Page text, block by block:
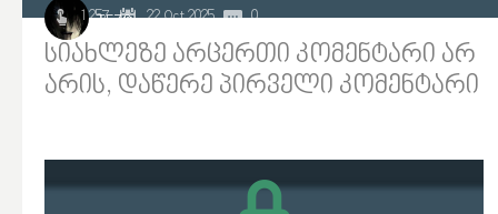
TEZO
1 257 22 Oct 2025 0
სიახლეზე არცერთი კომენტარი არ
არის, დაწერე პირველი კომენტარი